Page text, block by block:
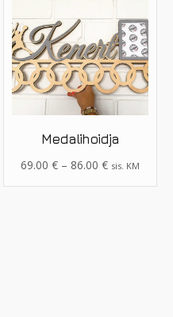
Medalihoidja
69.00 € – 86.00 € sis. KM